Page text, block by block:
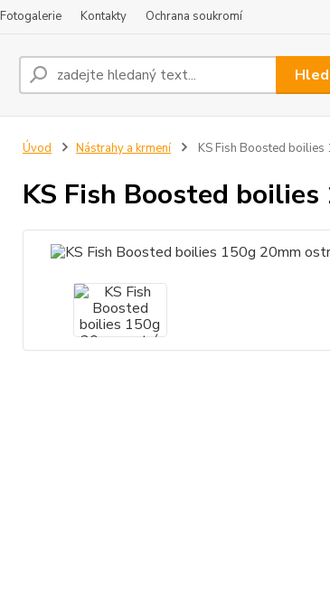
Fotogalerie Kontakty Ochrana soukromí
Úvod Nástrahy a krmení KS Fish Boosted
KS Fish Boosted